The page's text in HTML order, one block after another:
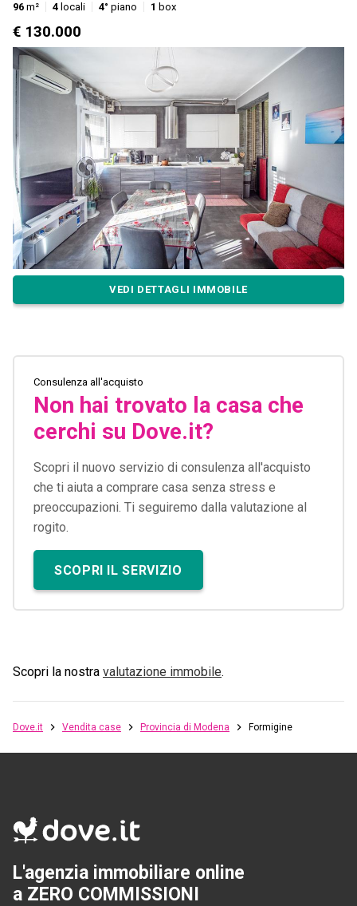
96 m² 4 locali 4° piano 1 box
€ 130.000
VEDI DETTAGLI IMMOBILE
Consulenza all'acquisto
Non hai trovato la casa che
cerchi su Dove.it?
Scopri il nuovo servizio di consulenza all'acquisto
che ti aiuta a comprare casa senza stress e
preoccupazioni. Ti seguiremo dalla valutazione al
rogito.
SCOPRI IL SERVIZIO
Scopri la nostra valutazione immobile.
Dove.it Vendita case Provincia di Modena Formigine
L'agenzia immobiliare online
a ZERO COMMISSIONI